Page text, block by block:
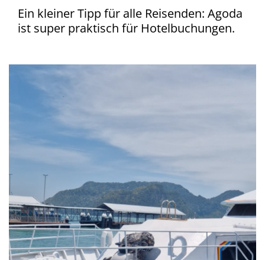
Ein kleiner Tipp für alle Reisenden: Agoda
ist super praktisch für Hotelbuchungen.